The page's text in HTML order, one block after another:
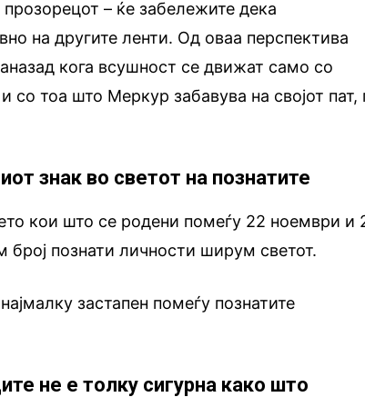
прозорецот – ќе забележите дека
на другите ленти. Од оваа перспектива
кога всушност се движат само со
со тоа што Меркур забавува на својот пат,
знак во светот на познатите
кои што се родени помеѓу 22 ноември и
број познати личности ширум светот.
застапен помеѓу познатите
не е толку сигурна како што